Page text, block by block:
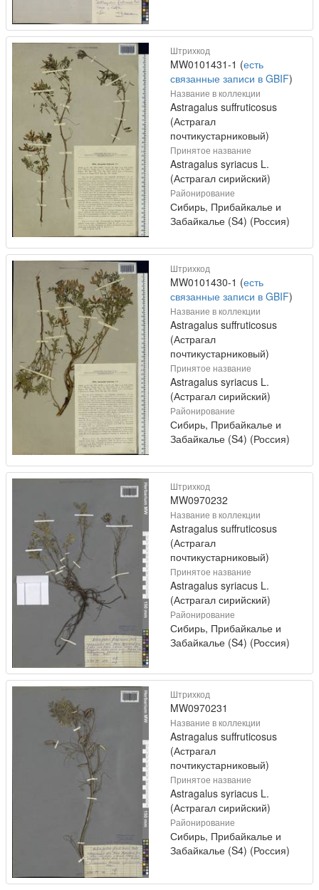
Штрихкод
MW0101431-1 (есть
связанные записи в GBIF)
Название в коллекции
Astragalus suffruticosus
(Астрагал
почтикустарниковый)
Принятое название
Astragalus syriacus L.
(Астрагал сирийский)
Районирование
Сибирь, Прибайкалье и
Забайкалье (S4) (Россия)
Штрихкод
MW0101430-1 (есть
связанные записи в GBIF)
Название в коллекции
Astragalus suffruticosus
(Астрагал
почтикустарниковый)
Принятое название
Astragalus syriacus L.
(Астрагал сирийский)
Районирование
Сибирь, Прибайкалье и
Забайкалье (S4) (Россия)
Штрихкод
MW0970232
Название в коллекции
Astragalus suffruticosus
(Астрагал
почтикустарниковый)
Принятое название
Astragalus syriacus L.
(Астрагал сирийский)
Районирование
Сибирь, Прибайкалье и
Забайкалье (S4) (Россия)
Штрихкод
MW0970231
Название в коллекции
Astragalus suffruticosus
(Астрагал
почтикустарниковый)
Принятое название
Astragalus syriacus L.
(Астрагал сирийский)
Районирование
Сибирь, Прибайкалье и
Забайкалье (S4) (Россия)